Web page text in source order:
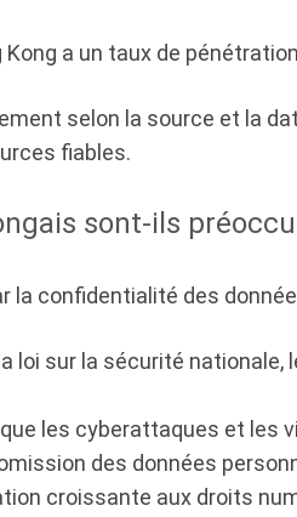
a un taux de
selon la source et la
fiables.
sont-ils
la confidentialité des
loi sur la sécurité
les cyberattaques et les
des données
croissante aux droits